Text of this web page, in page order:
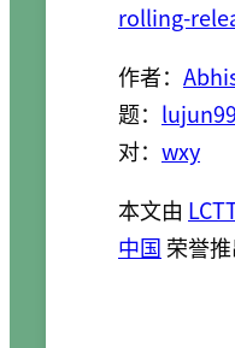
rolling-
作者：
题：
对： wxy
本文由
中国荣誉